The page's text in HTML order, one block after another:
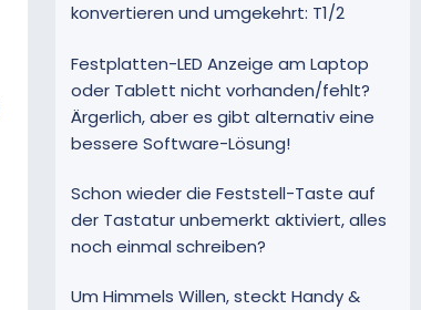
konvertieren und umgekehrt: T1/2
Festplatten-LED Anzeige am Laptop
oder Tablett nicht vorhanden/fehlt?
Ärgerlich, aber es gibt alternativ eine
bessere Software-Lösung!
Schon wieder die Feststell-Taste auf
der Tastatur unbemerkt aktiviert, alles
noch einmal schreiben?
Um Himmels Willen, steckt Handy &